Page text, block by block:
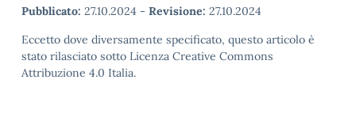
Pubblicato: 27.10.2024 - Revisione: 27.10.2024
Eccetto dove diversamente specificato, questo articolo è
stato rilasciato sotto Licenza Creative Commons
Attribuzione 4.0 Italia.